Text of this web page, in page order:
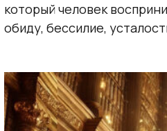
который человек
обиду, бессилие,